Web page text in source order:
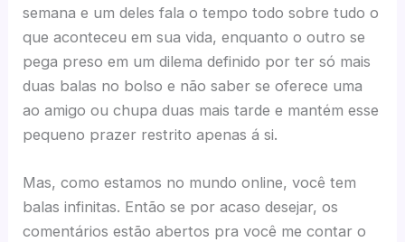
semana e um deles fala o tempo todo sobre tudo o
que aconteceu em sua vida, enquanto o outro se
pega preso em um dilema definido por ter só mais
duas balas no bolso e não saber se oferece uma
ao amigo ou chupa duas mais tarde e mantém esse
pequeno prazer restrito apenas á si.
Mas, como estamos no mundo online, você tem
balas infinitas. Então se por acaso desejar, os
comentários estão abertos pra você me contar o